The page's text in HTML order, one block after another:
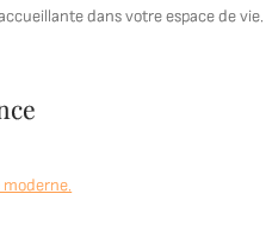
dans votre espace de vie.